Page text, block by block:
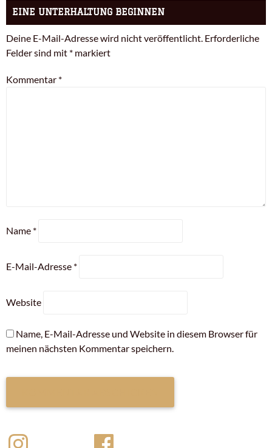
EINE UNTERHALTUNG BEGINNEN
Deine E-Mail-Adresse wird nicht veröffentlicht. Erforderliche
Felder sind mit * markiert
Kommentar *
Name *
E-Mail-Adresse *
Website
Name, E-Mail-Adresse und Website in diesem Browser für
meinen nächsten Kommentar speichern.